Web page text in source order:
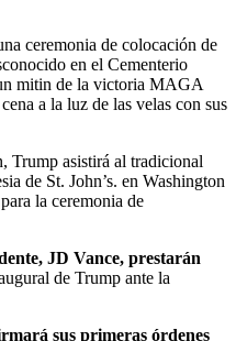
ceremonia de colocación de
en el Cementerio
mitin de la victoria MAGA
a la luz de las velas con sus
Trump asistirá al tradicional
de St. John’s. en Washington
la ceremonia de
JD Vance, prestarán
de Trump ante la
sus primeras órdenes